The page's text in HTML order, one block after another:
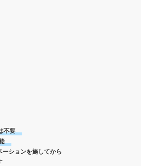
不要
ションを施してから